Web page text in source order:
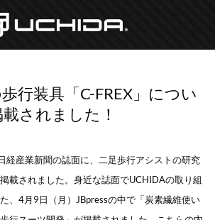
行装具「C-FREX」につい
されました！
経産業新聞の誌面に、二足歩行アシストの研究
載されました。身近な誌面でUCHIDAの取り組
た、4月9日（月）JBpressの中で「炭素繊維使い